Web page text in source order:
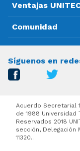
Ventajas
Comunidad
Síguenos en
Acuerdo Secretarial
de 1988 Universidad
Reservados 2018
sección, Delegación
11320..